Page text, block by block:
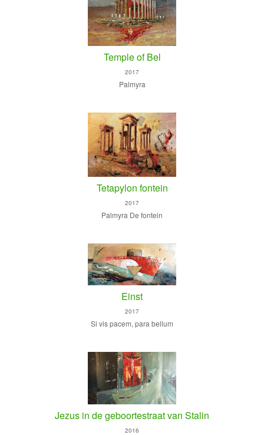
Temple of Bel
2017
Palmyra
Tetapylon fontein
2017
Palmyra De fontein
Einst
2017
Si vis pacem, para bellum
Jezus in de geboortestraat van Stalin
2016